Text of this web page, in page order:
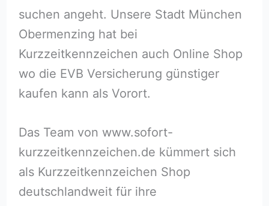
suchen angeht. Unsere Stadt München
Obermenzing hat bei
Kurzzeitkennzeichen auch Online Shop
wo die EVB Versicherung günstiger
kaufen kann als Vorort.
Das Team von www.sofort-
kurzzeitkennzeichen.de kümmert sich
als Kurzzeitkennzeichen Shop
deutschlandweit für ihre